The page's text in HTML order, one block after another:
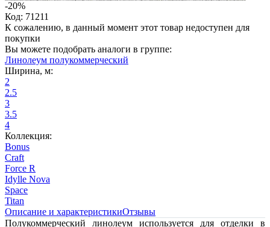
-20%
Код: 71211
К сожалению, в данный момент этот товар недоступен для
покупки
Вы можете подобрать аналоги в группе:
Линолеум полукоммерческий
Ширина, м:
2
2.5
3
3.5
4
Коллекция:
Bonus
Craft
Force R
Idylle Nova
Space
Titan
Описание и характеристикиОтзывы
Полукоммерческий линолеум используется для отделки в